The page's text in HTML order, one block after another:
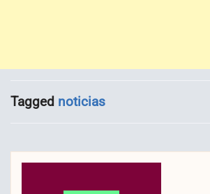
Tagged noticias